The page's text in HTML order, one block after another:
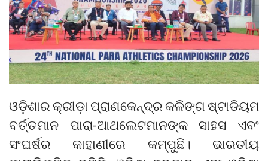
ଓଡ଼ିଶାର କ୍ରୀଡ଼ା ପ୍ରାଣକେନ୍ଦ୍ର କଳିଙ୍ଗ ଷ୍ଟାଡିୟମ
ବର୍ତ୍ତମାନ ପାରା-ଆଥଲେଟମାନଙ୍କ ସାହସ ଏବଂ
ସଂଘର୍ଷର କାହାଣୀରେ କମ୍ପୁଛି। ଭାରତୀୟ